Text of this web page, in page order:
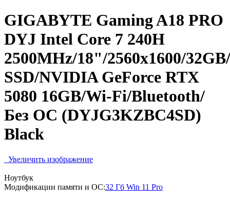
GIGABYTE Gaming A18 PRO
DYJ Intel Core 7 240H
2500MHz/18"/2560x1600/
SSD/NVIDIA GeForce RTX
5080 16GB/Wi-Fi/Bluetooth/
Без ОС (DYJG3KZBC4SD)
Black
Увеличить изображение
Ноутбук
Модификации памяти и ОС:32 Гб Win 11 Pro